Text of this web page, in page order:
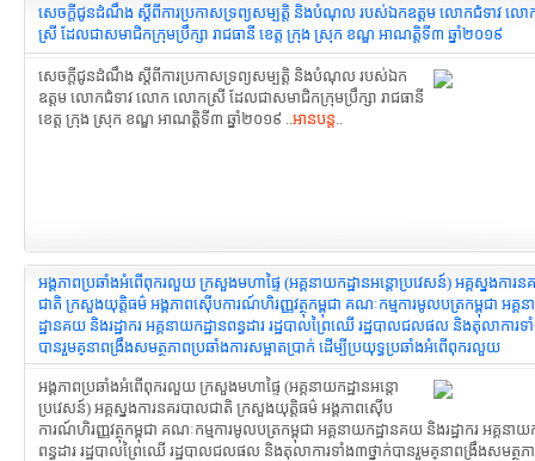
សេចក្ដីជូនដំណឹង ស្ដីពីការប្រកាសទ្រព្យសម្បត្តិ និងបំណុល របស់ឯកឧត្តម លោកជំទាវ ល
ស្រី ដែលជាសមាជិកក្រុមប្រឹក្សា រាជធានី ខេត្ត ក្រុង ស្រុក ខណ្ឌ អាណត្តិទី៣ ឆ្នាំ២០១៩
សេចក្ដីជូនដំណឹង ស្ដីពីការប្រកាសទ្រព្យសម្បត្តិ និងបំណុល របស់ឯក
ឧត្តម លោកជំទាវ លោក លោកស្រី ដែលជាសមាជិកក្រុមប្រឹក្សា រាជធានី
ខេត្ត ក្រុង ស្រុក ខណ្ឌ អាណត្តិទី៣ ឆ្នាំ២០១៩ ..អានបន្ត..
អង្គភាពប្រឆាំងអំពើពុករលួយ ក្រសួងមហាផ្ទៃ (អគ្គនាយកដ្ឋានអន្ដោប្រវេសន៍) អគ្គស្នងការន
ជាតិ ក្រសួងយុត្តិធម៌ អង្គភាពស៊ើប​ការណ៍ហិរញ្ញវត្ថុកម្ពុជា គណៈកម្មការ​មូលបត្រកម្ពុជា អគ្គ
ដ្ឋានគយ និងរដ្ឋាករ អគ្គនាយកដ្ឋានពន្ធដារ រដ្ឋបាលព្រៃឈើ រដ្ឋបាលជលផល និងតុលាការទ
បានរួមគ្​នាពង្រឹងសមត្ថភាព​ប្រឆាំងការសម្អាតប្រាក់ ដើម្បីប្រយុទ្ធប្រឆាំង​អំពើពុករលួយ
អង្គភាពប្រឆាំងអំពើពុករលួយ ក្រសួងមហាផ្ទៃ (អគ្គនាយកដ្ឋានអន្ដោ
ប្រវេសន៍) អគ្គស្នងការនគរបាលជាតិ ក្រសួងយុត្តិធម៌ អង្គភាពស៊ើប​
ការណ៍ហិរញ្ញវត្ថុកម្ពុជា គណៈកម្មការ​មូលបត្រកម្ពុជា អគ្គនាយកដ្ឋានគយ និងរដ្ឋាករ អគ្គនាយ
ពន្ធដារ រដ្ឋបាលព្រៃឈើ រដ្ឋបាលជលផល និងតុលាការទាំង៣ថ្នាក់បានរួមគ្​នាពង្រឹងសមត្ថភ